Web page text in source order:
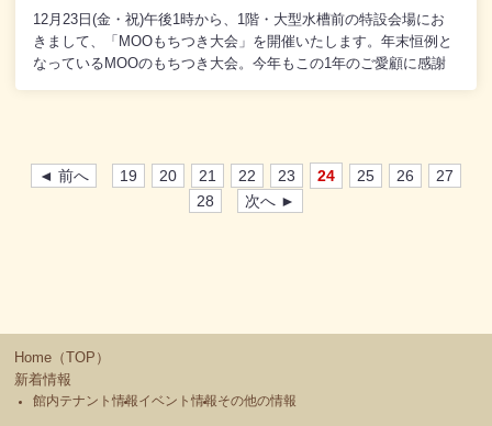
ナー 特設会場 主催：留学Café(仮)実行委員会【毎月6の付く
日は、MOO感謝デー スキップカード6倍ポイントセール】<<メ
ンテナンス休業のご案内>>1月11日（水）は、ＭＯＯ館内、設備
メンテナンスの為、1階・2階・3階の飲食店・物販店と郵便局、な
12月23日(金・祝)午後1時から、1階・大型水槽前の特設会場にお
きまして、「MOOもちつき大会」を開催いたします。年末恒例と
なっているMOOのもちつき大会。今年もこの1年のご愛顧に感謝
◄ 前へ 19 20 21 22 23 24 25 26
27
28
次へ ►
Home（TOP）
新着情報
館内テナント情報イベント情報その他の情報